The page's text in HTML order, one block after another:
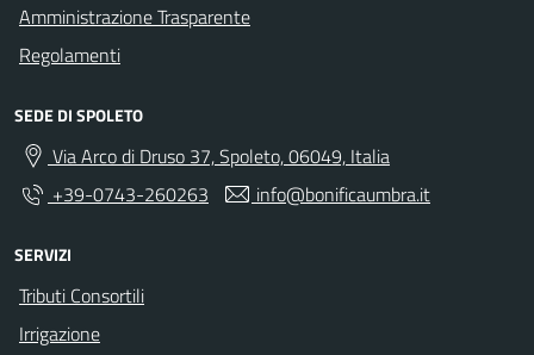
Amministrazione Trasparente
Regolamenti
SEDE DI SPOLETO
Via Arco di Druso 37, Spoleto, 06049, Italia
+39-0743-260263
info@bonificaumbra.it
SERVIZI
Tributi Consortili
Irrigazione